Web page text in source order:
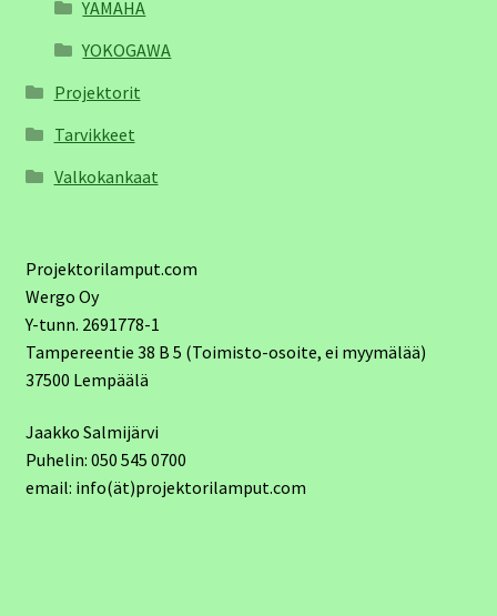
YAMAHA
YOKOGAWA
Projektorit
Tarvikkeet
Valkokankaat
Projektorilamput.com
Wergo Oy
Y-tunn. 2691778-1
Tampereentie 38 B 5 (Toimisto-osoite, ei myymälää)
37500 Lempäälä
Jaakko Salmijärvi
Puhelin: 050 545 0700
email: info(ät)projektorilamput.com